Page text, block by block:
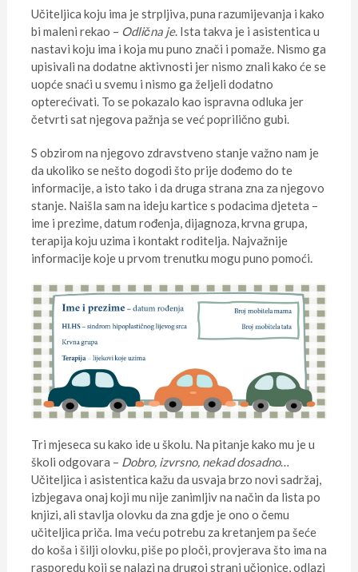
Učiteljica koju ima je strpljiva, puna razumijevanja i kako
bi maleni rekao – Odlična je. Ista takva je i asistentica u
nastavi koju ima i koja mu puno znači i pomaže. Nismo ga
upisivali na dodatne aktivnosti jer nismo znali kako će se
uopće snaći u svemu i nismo ga željeli dodatno
opterećivati. To se pokazalo kao ispravna odluka jer
četvrti sat njegova pažnja se već poprilično gubi.
S obzirom na njegovo zdravstveno stanje važno nam je
da ukoliko se nešto dogodi što prije dođemo do te
informacije, a isto tako i da druga strana zna za njegovo
stanje. Naišla sam na ideju kartice s podacima djeteta –
ime i prezime, datum rođenja, dijagnoza, krvna grupa,
terapija koju uzima i kontakt roditelja. Najvažnije
informacije koje u prvom trenutku mogu puno pomoći.
Tri mjeseca su kako ide u školu. Na pitanje kako mu je u
školi odgovara – Dobro, izvrsno, nekad dosadno…
Učiteljica i asistentica kažu da usvaja brzo novi sadržaj,
izbjegava onaj koji mu nije zanimljiv na način da lista po
knjizi, ali stavlja olovku da zna gdje je ono o čemu
učiteljica priča. Ima veću potrebu za kretanjem pa šeće
do koša i šilji olovku, piše po ploči, provjerava što ima na
rasporedu koji se nalazi na drugoj strani učionice, odlazi